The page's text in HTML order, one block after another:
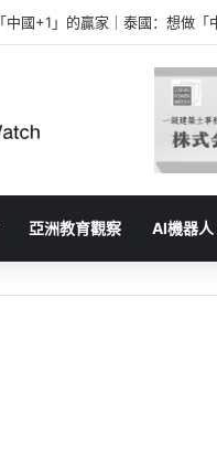
「中國+1」的贏家｜泰國：想做「
亞洲教育觀察 AI機器人